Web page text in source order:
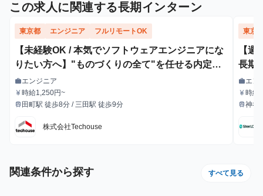
この求人に関連する長期インターン
東京都 エンジニア フルリモートOK
【未経験OK / 本気でソフトウェアエンジニアにな
りたい方へ】"ものづくりの全て"を任せる内定直
結型エンジニア長期インターン
職種
workエンジニア
給与
currency_yen 時給1,250円~
最寄駅
train 田町駅 徒歩8分 / 三田駅 徒歩9分
株式会社Techouse
東京
【
長期
職種
workエン
給与
currency_yen 時給
最寄駅
train神谷
関連条件から探す すべて見る